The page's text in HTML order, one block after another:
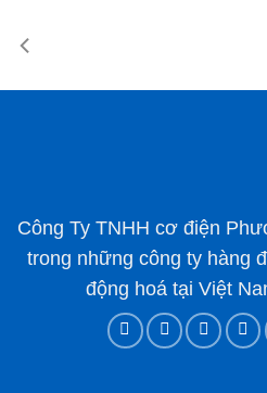
Công Ty TNHH cơ điện
trong những công ty hàng
động hoá tại Việt